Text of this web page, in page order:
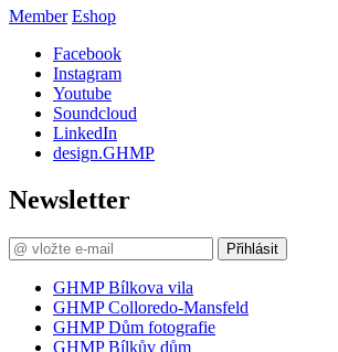
Member Eshop
Facebook
Instagram
Youtube
Soundcloud
LinkedIn
design.GHMP
Newsletter
Přihlásit
GHMP Bílkova vila
GHMP Colloredo-Mansfeld
GHMP Dům fotografie
GHMP Bílkův dům